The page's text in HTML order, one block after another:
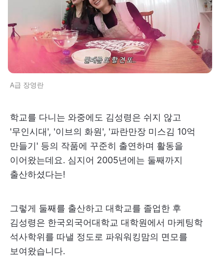
A급 장영란
학교를 다니는 와중에도 김성령은 쉬지 않고
'무인시대', '이브의 화원', '파란만장 미스김 10억
만들기' 등의 작품에 꾸준히 출연하며 활동을
이어왔는데요. 심지어 2005년에는 둘째까지
출산하셨다는!
그렇게 둘째를 출산하고 대학교를 졸업한 후
김성령은 한국외국어대학교 대학원에서 마케팅학
석사학위를 따낼 정도로 파워워킹맘의 면모를
보여왔습니다.